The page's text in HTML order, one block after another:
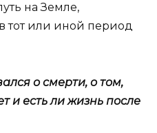
на Земле,
тот или иной период
о смерти, о том,
и есть ли жизнь после